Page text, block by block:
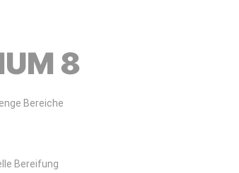
8
Bereiche
Bereifung